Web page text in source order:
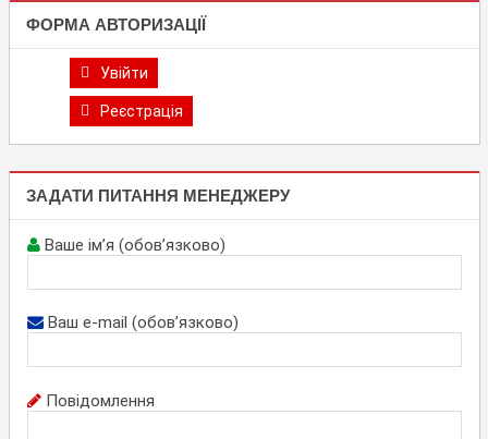
ФОРМА АВТОРИЗАЦІЇ
Увійти
Реєстрація
ЗАДАТИ ПИТАННЯ МЕНЕДЖЕРУ
Ваше ім’я (обов’язково)
Ваш e-mail (обов’язково)
Повідомлення